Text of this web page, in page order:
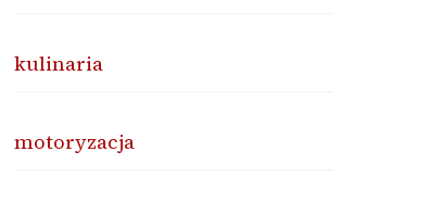
kulinaria
motoryzacja